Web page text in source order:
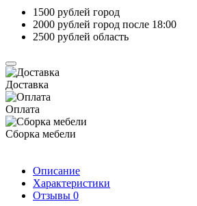
1500 рублей город
2000 рублей город после 18:00
2500 рублей область
Доставка
Оплата
Сборка мебели
Описание
Характеристики
Отзывы 0